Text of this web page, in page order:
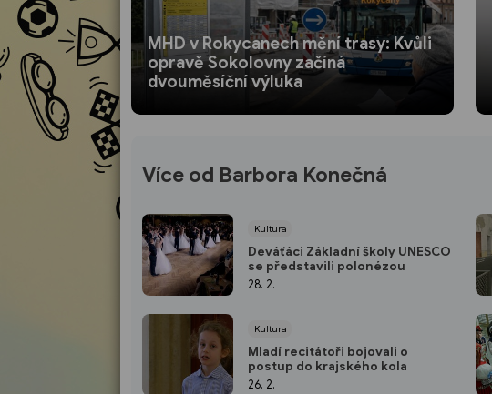
MHD v Rokycanech mění trasy: Kvůli
opravě Sokolovny začíná
dvouměsíční výluka
Více od Barbora Konečná
Kultura
Deváťáci Základní školy UNESCO
se představili polonézou
28. 2.
Kultura
Mladí recitátoři bojovali o
postup do krajského kola
26. 2.